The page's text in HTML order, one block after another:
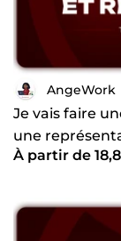
Une écoute
délais ✔ Un
Vous avez une
Contactez-moi
gratuit de
AngeWork
Je vais faire
une
données
À partir de